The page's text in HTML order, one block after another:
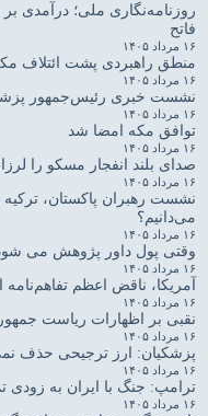
روزنامه‌نگاری ملی؛ درآمدی
فاتح
۱۶ مرداد ۱۴۰۵
منطق راهبردی پشت ائتلاف
۱۶ مرداد ۱۴۰۵
نشست خبری رئیس‌جمهور
۱۶ مرداد ۱۴۰۵
توافق مکه امضا شد
۱۶ مرداد ۱۴۰۵
صدای بلند انفجار مسکو را
۱۶ مرداد ۱۴۰۵
نشست رهبران پاکستان،
می‌دانیم؟
۱۶ مرداد ۱۴۰۵
وقتی پول داور پژوهش می
۱۶ مرداد ۱۴۰۵
آمریکا، ناقض اعظم تفاهم‌نامه
۱۶ مرداد ۱۴۰۵
نقبی بر اظهارات ریاست جمهور
۱۶ مرداد ۱۴۰۵
پزشکیان: ارز ترجیحی حذف
۱۶ مرداد ۱۴۰۵
ترامپ: جنگ با ایران به زودی
۱۶ مرداد ۱۴۰۵